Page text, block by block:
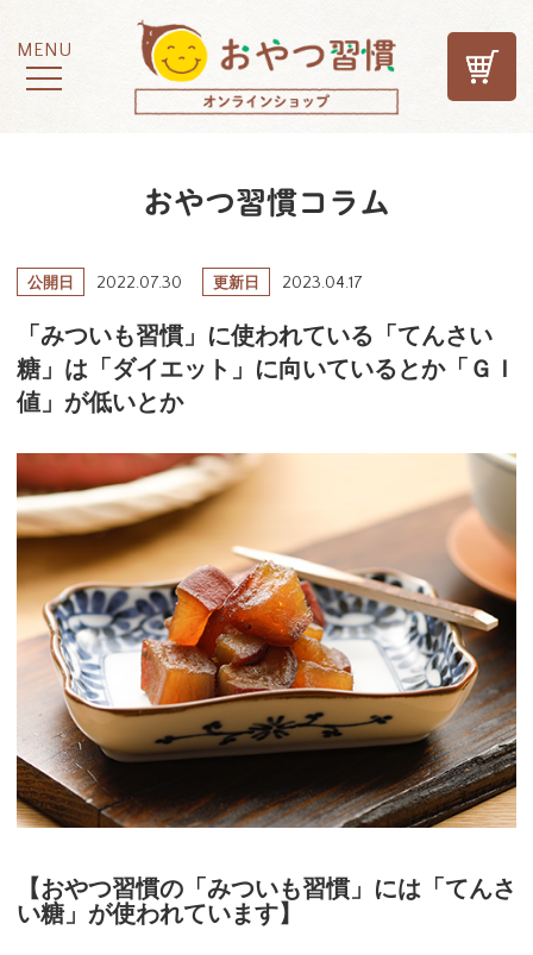
MENU
おやつ習慣コラム
公開日 2022.07.30 更新日 2023.04.17
「みついも習慣」に使われている「てんさい
糖」は「ダイエット」に向いているとか「ＧＩ
値」が低いとか
【おやつ習慣の「みついも習慣」には「てんさ
い糖」が使われています】